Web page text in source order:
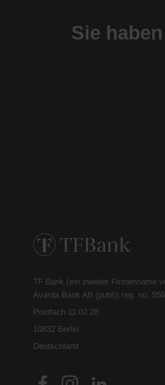
Sie
TF Bank (ein zweiter Firmenname
Avarda Bank AB (publ)) reg. no.
Postfach 11 02 28
10832 Berlin
Deutschland